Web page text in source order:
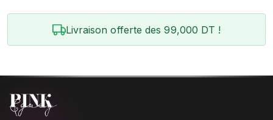
Livraison offerte des 99,000 DT !